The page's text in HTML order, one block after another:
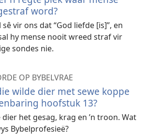
word?
sê vir ons dat “God liefde [is]”, en
hy mense nooit wreed straf vir
sondes nie.
OP BYBELVRAE
wilde dier met sewe koppe
hoofstuk 13?
dier het gesag, krag en ’n troon. Wat
Bybelprofesieë?